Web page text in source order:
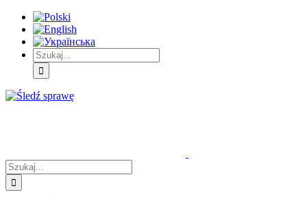
Skip
Treść
główna
Skip
Menu
główne
Skip
Menu
dodatkowe
Szukaj
Śledź
E-
Facebook
BIP
Instagram
Szukaj